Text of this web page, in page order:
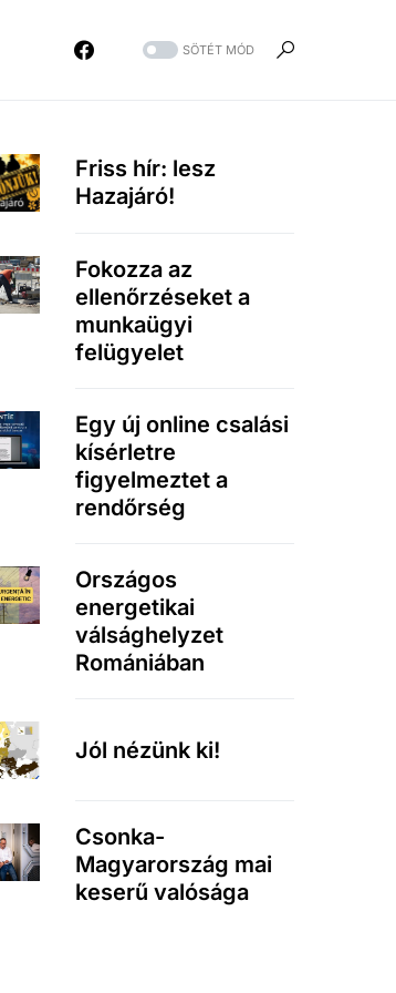
SÖTÉT MÓD
Friss hír: lesz
Hazajáró!
Fokozza az
ellenőrzéseket a
munkaügyi
felügyelet
Egy új online csalási
kísérletre
figyelmeztet a
rendőrség
Országos
energetikai
válsághelyzet
Romániában
Jól nézünk ki!
Csonka-
Magyarország mai
keserű valósága